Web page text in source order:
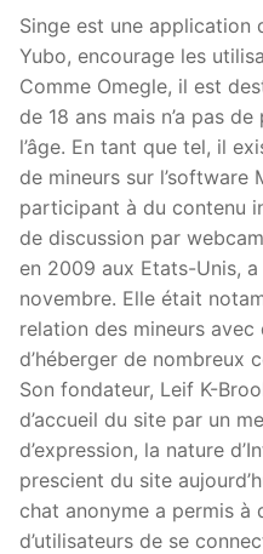
Singe est une application
Yubo, encourage les
Comme Omegle, il est
de 18 ans mais n’a pas
l’âge. En tant que tel, il
de mineurs sur l’software
participant à du contenu
de discussion par
en 2009 aux Etats-Unis,
novembre. Elle était
relation des mineurs
d’héberger de nombreux
Son fondateur, Leif K-
d’accueil du site par un
d’expression, la nature
prescient du site
chat anonyme a permis à
d’utilisateurs de se